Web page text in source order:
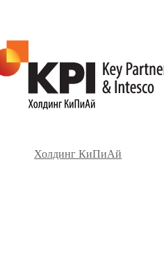
Холдинг КиПиАй